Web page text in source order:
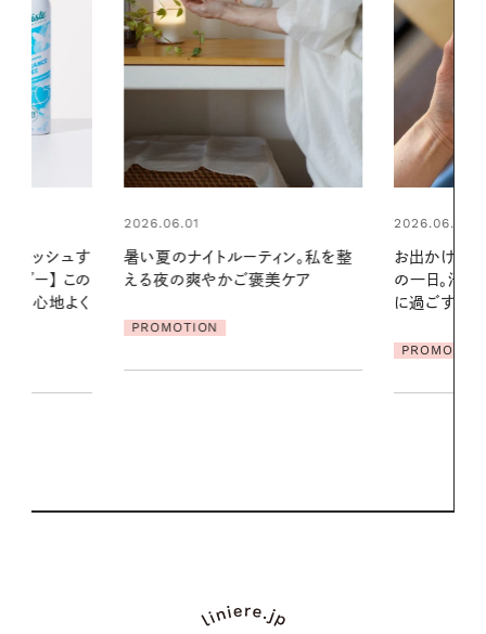
ン。私を整
ケア
2026.06.01
お出かけ前のひと手間で変わる、夏
の一日。汗ばむ季節を「ごきげん」
2026.07.21
リーとの重